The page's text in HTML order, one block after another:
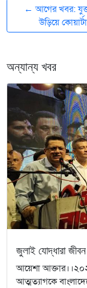
← আগের খবর:
উড়িয়ে
অন্যান্য খবর
জুলাই যোদ্ধারা
আয়েশা
আত্মত্যাগকে